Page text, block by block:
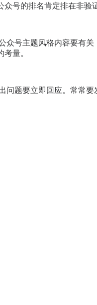
号的排名肯定排在非验
号主题风格内容要有
量。
题要立即回应。常常